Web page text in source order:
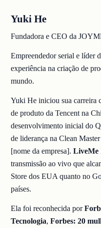
Yuki He
Fundadora e CEO da
Empreendedor serial e líder
experiência na criação de
mundo.
Yuki He iniciou sua carreira
de produto da Tencent na
desenvolvimento inicial do
de liderança na Clean
[nome da empresa].LiveMe
transmissão ao vivo que
Store dos EUA quanto no
países.
Ela foi reconhecida por
Tecnologia,Forbes: 20